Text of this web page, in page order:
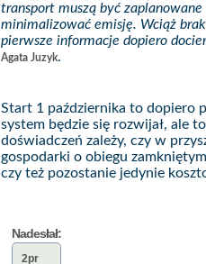
transport muszą być
minimalizować emisję. Wciąż
pierwsze informacje dopiero
Agata Juzyk.
Start 1 października to dopiero
system będzie się rozwijał, ale
doświadczeń zależy, czy w
gospodarki o obiegu
czy też pozostanie jedynie
Nadesłał:
2pr